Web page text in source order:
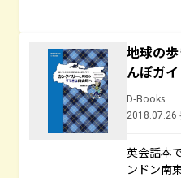
地球の
んぽガ
D-Books
2018.07.26
英会話本
ンドン南